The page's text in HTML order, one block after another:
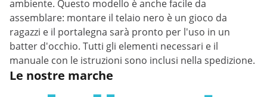
ambiente. Questo modello è anche facile da
assemblare: montare il telaio nero è un gioco da
ragazzi e il portalegna sarà pronto per l'uso in un
batter d'occhio. Tutti gli elementi necessari e il
manuale con le istruzioni sono inclusi nella spedizione.
Le nostre marche